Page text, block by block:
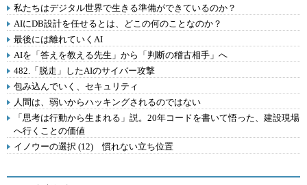
私たちはデジタル世界で生きる準備ができているのか？
AIにDB設計を任せるとは、どこの何のことなのか？
最後には離れていくAI
AIを「答えを教える先生」から「判断の稽古相手」へ
482.「脱走」したAIのサイバー攻撃
包み込んでいく、セキュリティ
人間は、弱いからハッキングされるのではない
「思考は行動から生まれる」説。20年コードを書いて悟った、建設現場
へ行くことの価値
イノウーの選択 (12) 慣れない立ち位置